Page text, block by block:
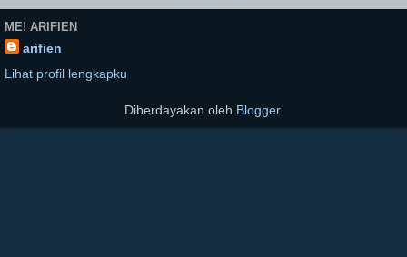
ME! ARIFIEN
arifien
Lihat profil lengkapku
Diberdayakan oleh Blogger.